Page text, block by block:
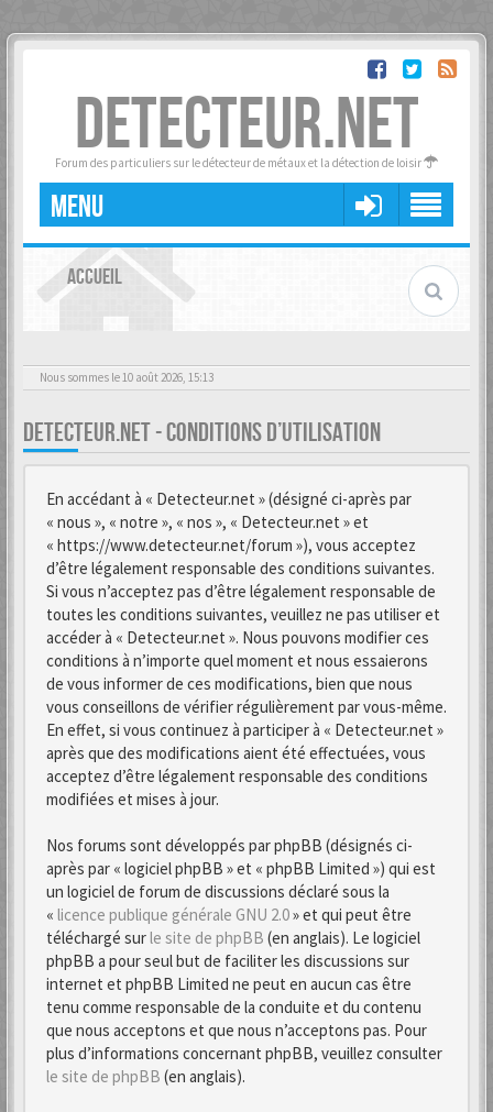
DETECTEUR.NET
Forum des particuliers sur le détecteur de métaux et la détection de loisir
MENU
ACCUEIL
Nous sommes le 10 août 2026, 15:13
DETECTEUR.NET - CONDITIONS D’UTILISATION
En accédant à « Detecteur.net » (désigné ci-après par
« nous », « notre », « nos », « Detecteur.net » et
« https://www.detecteur.net/forum »), vous acceptez
d’être légalement responsable des conditions suivantes.
Si vous n’acceptez pas d’être légalement responsable de
toutes les conditions suivantes, veuillez ne pas utiliser et
accéder à « Detecteur.net ». Nous pouvons modifier ces
conditions à n’importe quel moment et nous essaierons
de vous informer de ces modifications, bien que nous
vous conseillons de vérifier régulièrement par vous-même.
En effet, si vous continuez à participer à « Detecteur.net »
après que des modifications aient été effectuées, vous
acceptez d’être légalement responsable des conditions
modifiées et mises à jour.
Nos forums sont développés par phpBB (désignés ci-
après par « logiciel phpBB » et « phpBB Limited ») qui est
un logiciel de forum de discussions déclaré sous la
« licence publique générale GNU 2.0» et qui peut être
téléchargé surle site de phpBB (en anglais). Le logiciel
phpBB a pour seul but de faciliter les discussions sur
internet et phpBB Limited ne peut en aucun cas être
tenu comme responsable de la conduite et du contenu
que nous acceptons et que nous n’acceptons pas. Pour
plus d’informations concernant phpBB, veuillez consulter
le site de phpBB (en anglais).